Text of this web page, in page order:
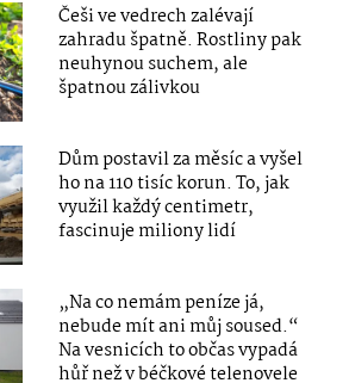
Češi ve vedrech zalévají
zahradu špatně. Rostliny pak
neuhynou suchem, ale
špatnou zálivkou
Dům postavil za měsíc a vyšel
ho na 110 tisíc korun. To, jak
využil každý centimetr,
fascinuje miliony lidí
„Na co nemám peníze já,
nebude mít ani můj soused.“
Na vesnicích to občas vypadá
hůř než v béčkové telenovele